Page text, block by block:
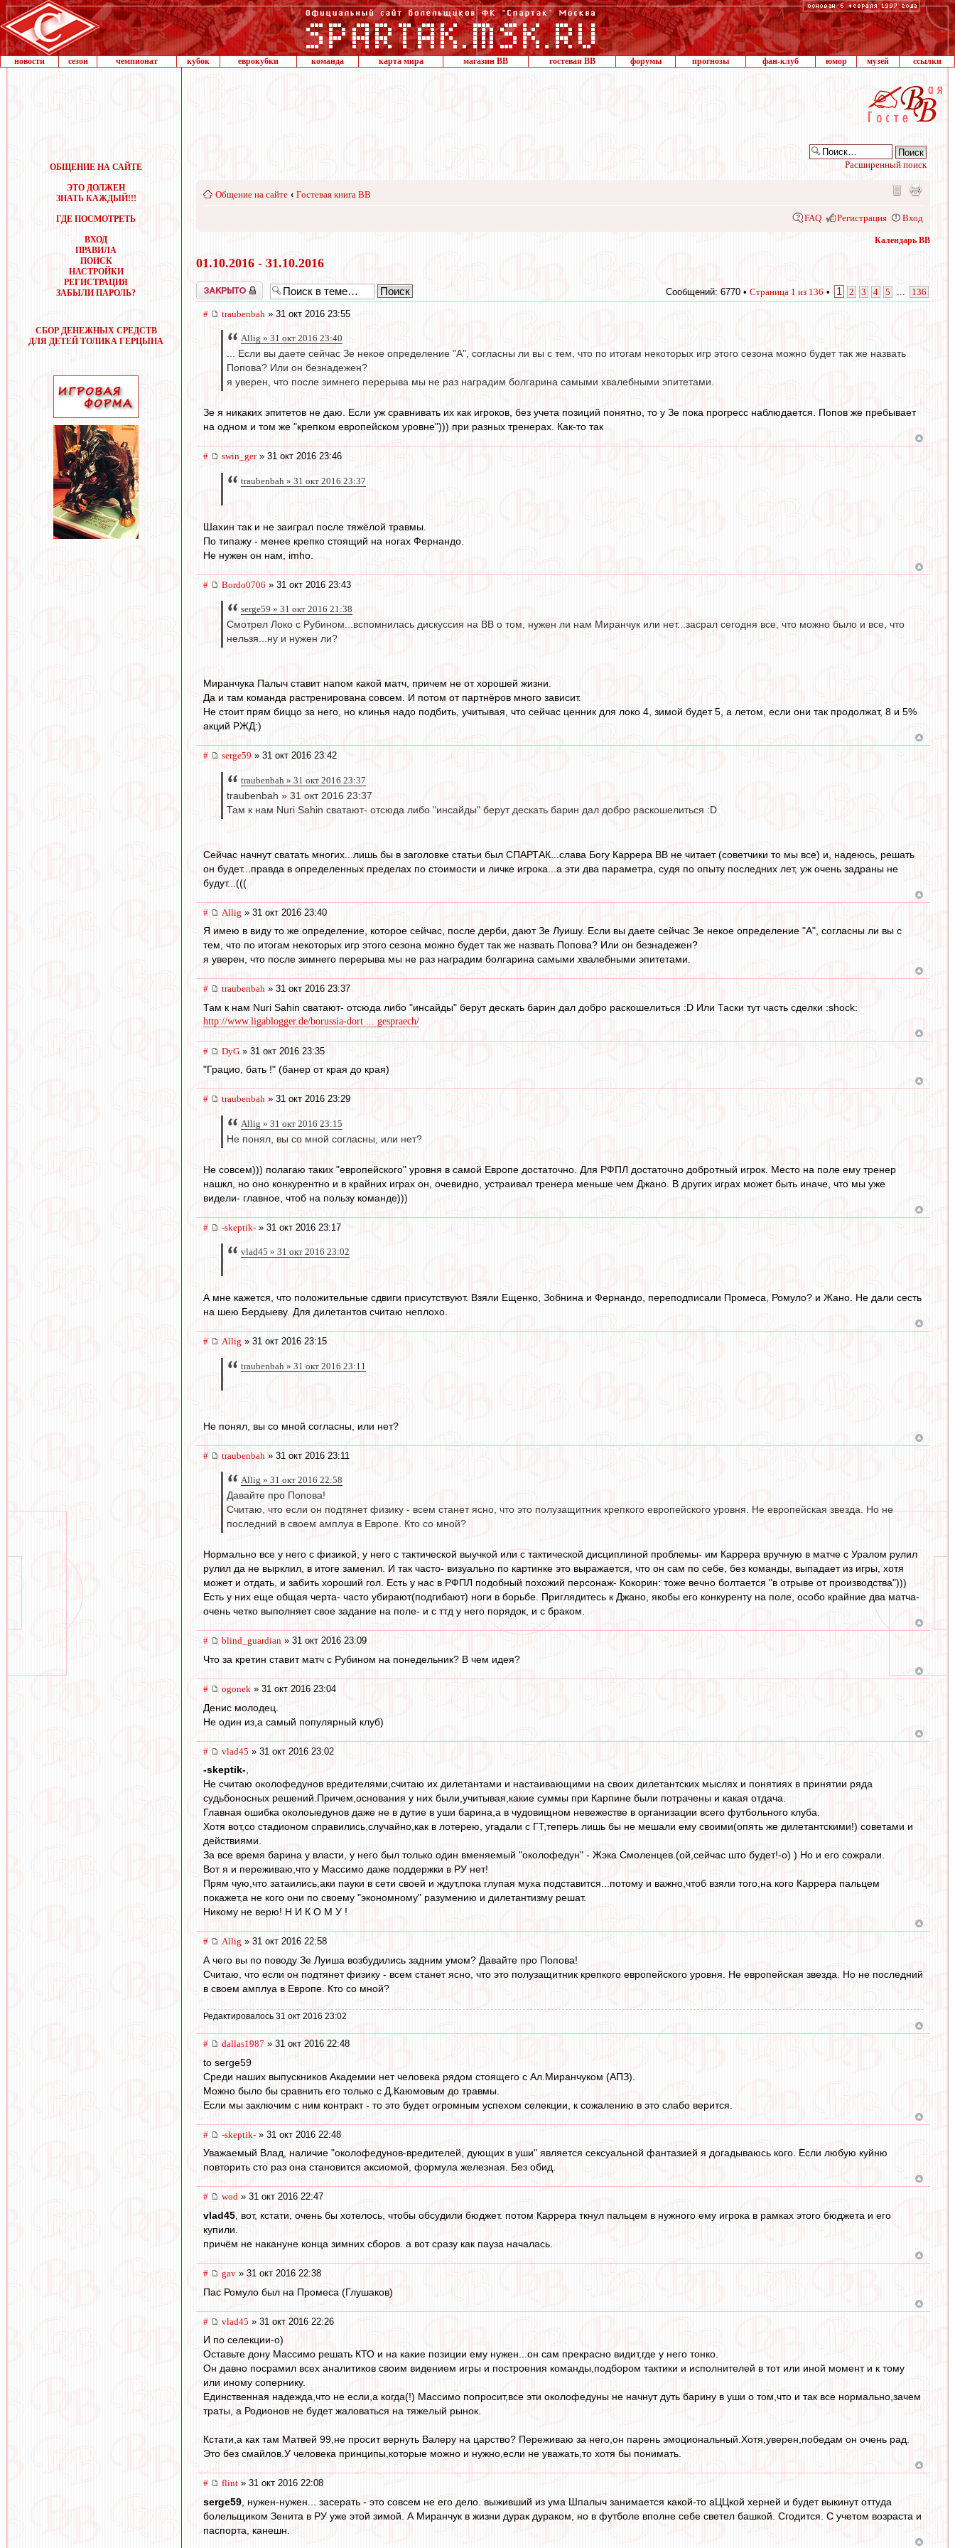
новости сезон чемпионат кубок еврокубки команда карта мира магазин ВВ гостевая ВВ форумы прогнозы фан-клуб юмор музей ссылки
ОБЩЕНИЕ НА САЙТЕ
ЭТО ДОЛЖЕН
ЗНАТЬ КАЖДЫЙ!!!
ГДЕ ПОСМОТРЕТЬ
ВХОД
ПРАВИЛА
ПОИСК
НАСТРОЙКИ
РЕГИСТРАЦИЯ
ЗАБЫЛИ ПАРОЛЬ?
СБОР ДЕНЕЖНЫХ СРЕДСТВ
ДЛЯ ДЕТЕЙ ТОЛИКА ГЕРЦЫНА
Расширенный поиск
Общение на сайте ‹ Гостевая книга ВВ
FAQ Регистрация Вход
Календарь ВВ
01.10.2016 - 31.10.2016
Закрыто Сообщений: 6770 • Страница 1 из 136 • 1 2 3 4 5 136
# traubenbah » 31 окт 2016 23:55
Allig » 31 окт 2016 23:40
... Если вы даете сейчас Зе некое определение "А", согласны ли вы с тем, что по итогам некоторых игр этого сезона можно будет так же назвать
Попова? Или он безнадежен?
я уверен, что после зимнего перерыва мы не раз наградим болгарина самыми хвалебными эпитетами.
Зе я никаких эпитетов не даю. Если уж сравнивать их как игроков, без учета позиций понятно, то у Зе пока прогресс наблюдается. Попов же пребывает
на одном и том же "крепком европейском уровне"))) при разных тренерах. Как-то так
# swin_ger» 31 окт 2016 23:46
traubenbah » 31 окт 2016 23:37
Шахин так и не заиграл после тяжёлой травмы.
По типажу - менее крепко стоящий на ногах Фернандо.
Не нужен он нам, imho.
# Bordo0706 » 31 окт 2016 23:43
serge59 » 31 окт 2016 21:38
Смотрел Локо с Рубином...вспомнилась дискуссия на ВВ о том, нужен ли нам Миранчук или нет...засрал сегодня все, что можно было и все, что
нельзя...ну и нужен ли?
Миранчука Палыч ставит напом какой матч, причем не от хорошей жизни.
Да и там команда растренирована совсем. И потом от партнёров много зависит.
Не стоит прям биццо за него, но клинья надо подбить, учитывая, что сейчас ценник для локо 4, зимой будет 5, а летом, если они так продолжат, 8 и 5%
акций РЖД:)
# serge59 » 31 окт 2016 23:42
traubenbah » 31 окт 2016 23:37
traubenbah » 31 окт 2016 23:37
Там к нам Nuri Sahin сватают- отсюда либо "инсайды" берут дескать барин дал добро раскошелиться :D
Сейчас начнут сватать многих...лишь бы в заголовке статьи был СПАРТАК...слава Богу Каррера ВВ не читает (советчики то мы все) и, надеюсь, решать
он будет...правда в определенных пределах по стоимости и личке игрока...а эти два параметра, судя по опыту последних лет, уж очень задраны не
будут...(((
# Allig » 31 окт 2016 23:40
Я имею в виду то же определение, которое сейчас, после дерби, дают Зе Луишу. Если вы даете сейчас Зе некое определение "А", согласны ли вы с
тем, что по итогам некоторых игр этого сезона можно будет так же назвать Попова? Или он безнадежен?
я уверен, что после зимнего перерыва мы не раз наградим болгарина самыми хвалебными эпитетами.
# traubenbah » 31 окт 2016 23:37
Там к нам Nuri Sahin сватают- отсюда либо "инсайды" берут дескать барин дал добро раскошелиться :D Или Таски тут часть сделки :shock:
http://www.ligablogger.de/borussia-dort ... gespraech/
# DyG » 31 окт 2016 23:35
"Грацио, бать !" (банер от края до края)
# traubenbah » 31 окт 2016 23:29
Allig » 31 окт 2016 23:15
Не понял, вы со мной согласны, или нет?
Не совсем))) полагаю таких "европейского" уровня в самой Европе достаточно. Для РФПЛ достаточно добротный игрок. Место на поле ему тренер
нашкл, но оно конкурентно и в крайних играх он, очевидно, устраивал тренера меньше чем Джано. В других играх может быть иначе, что мы уже
видели- главное, чтоб на пользу команде)))
# -skeptik- » 31 окт 2016 23:17
vlad45 » 31 окт 2016 23:02
А мне кажется, что положительные сдвиги присутствуют. Взяли Ещенко, Зобнина и Фернандо, переподписали Промеса, Ромуло? и Жано. Не дали сесть
на шею Бердыеву. Для дилетантов считаю неплохо.
# Allig » 31 окт 2016 23:15
traubenbah » 31 окт 2016 23:11
Не понял, вы со мной согласны, или нет?
# traubenbah » 31 окт 2016 23:11
Allig » 31 окт 2016 22:58
Давайте про Попова!
Считаю, что если он подтянет физику - всем станет ясно, что это полузащитник крепкого европейского уровня. Не европейская звезда. Но не
последний в своем амплуа в Европе. Кто со мной?
Нормально все у него с физикой, у него с тактической выучкой или с тактической дисциплиной проблемы- им Каррера вручную в матче с Уралом рулил
рулил да не вырклил, в итоге заменил. И так часто- визуально по картинке это выражается, что он сам по себе, без команды, выпадает из игры, хотя
может и отдать, и забить хороший гол. Есть у нас в РФПЛ подобный похожий персонаж- Кокорин: тоже вечно болтается "в отрыве от производства")))
Есть у них еще общая черта- часто убирают(подгибают) ноги в борьбе. Приглядитесь к Джано, якобы его конкуренту на поле, особо крайние два матча-
очень четко выполняет свое задание на поле- и с ттд у него порядок, и с браком.
# blind_guardian » 31 окт 2016 23:09
Что за кретин ставит матч с Рубином на понедельник? В чем идея?
# ogonek » 31 окт 2016 23:04
Денис молодец.
Не один из,а самый популярный клуб)
# vlad45 » 31 окт 2016 23:02
-skeptik-
Не считаю околофедунов вредителями,считаю их дилетантами и настаивающими на своих дилетантских мыслях и понятиях в принятии ряда
судьбоносных решений.Причем,основания у них были,учитывая,какие суммы при Карпине были потрачены и какая отдача.
Главная ошибка околоыедунов даже не в дутие в уши барина,а в чудовищном невежестве в организации всего футбольного клуба.
Хотя вот,со стадионом справились,случайно,как в лотерею, угадали с ГТ,теперь лишь бы не мешали ему своими(опять же дилетантскими!) советами и
действиями.
За все время барина у власти, у него был только один вменяемый "околофедун" - Жэка Смоленцев.(ой,сейчас што будет!-о) ) Но и его сожрали.
Вот я и переживаю,что у Массимо даже поддержки в РУ нет!
Прям чую,что затаились,аки пауки в сети своей и ждут,пока глупая муха подставится...потому и важно,чтоб взяли того,на кого Каррера пальцем
покажет,а не кого они по своему "экономному" разумению и дилетантизму решат.
Никому не верю! Н И К О М У !
# Allig » 31 окт 2016 22:58
А чего вы по поводу Зе Луиша возбудились задним умом? Давайте про Попова!
Считаю, что если он подтянет физику - всем станет ясно, что это полузащитник крепкого европейского уровня. Не европейская звезда. Но не последний
в своем амплуа в Европе. Кто со мной?
Редактировалось 31 окт 2016 23:02
# dallas1987 » 31 окт 2016 22:48
to serge59
Среди наших выпускников Академии нет человека рядом стоящего с Ал.Миранчуком (АПЗ).
Можно было бы сравнить его только с Д.Каюмовым до травмы.
Если мы заключим с ним контракт - то это будет огромным успехом селекции, к сожалению в это слабо верится.
# -skeptik- » 31 окт 2016 22:48
Уважаемый Влад, наличие "околофедунов-вредителей, дующих в уши" является сексуальной фантазией я догадываюсь кого. Если любую куйню
повторить сто раз она становится аксиомой, формула железная. Без обид.
# wod » 31 окт 2016 22:47
vlad45 , вот, кстати, очень бы хотелось, чтобы обсудили бюджет. потом Каррера ткнул пальцем в нужного ему игрока в рамках этого бюджета и его
купили.
причём не накануне конца зимних сборов. а вот сразу как пауза началась.
# gav » 31 окт 2016 22:38
Пас Ромуло был на Промеса (Глушаков)
# vlad45 » 31 окт 2016 22:26
И по селекции-о)
Оставьте дону Массимо решать КТО и на какие позиции ему нужен...он сам прекрасно видит,где у него тонко.
Он давно посрамил всех аналитиков своим видением игры и построения команды,подбором тактики и исполнителей в тот или иной момент и к тому
или иному сопернику.
Единственная надежда,что не если,а когда(!) Массимо попросит,все эти околофедуны не начнут дуть барину в уши о том,что и так все нормально,зачем
траты, а Родионов не будет жаловаться на тяжелый рынок.
Кстати,а как там Матвей 99,не просит вернуть Валеру на царство? Переживаю за него,он парень эмоциональный.Хотя,уверен,победам он очень рад.
Это без смайлов.У человека принципы,которые можно и нужно,если не уважать,то хотя бы понимать.
# flint » 31 окт 2016 22:08
serge59 , нужен-нужен... засерать - это совсем не его дело. выживший из ума Шпалыч занимается какой-то аЦЦкой херней и будет выкинут оттуда
болельщиком Зенита в РУ уже этой зимой. А Миранчук в жизни дурак дураком, но в футболе вполне себе светел башкой. Сгодится. С учетом возраста и
паспорта, канешн.